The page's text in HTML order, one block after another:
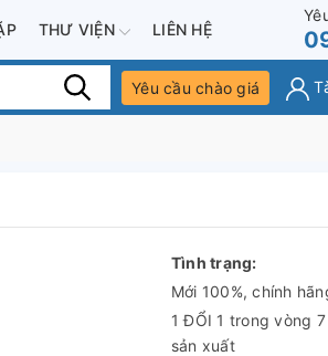
THƯ VIỆN LIÊN HỆ
Yêu cầu chào giá
Tình trạng:
Mới 100%, chính
1 ĐỔI 1 trong vòng
sản xuất